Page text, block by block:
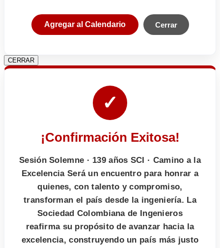
Agregar al Calendario Cerrar
CERRAR
✓
¡Confirmación Exitosa!
Sesión Solemne · 139 años SCI · Camino a la
Excelencia Será un encuentro para honrar a
quienes, con talento y compromiso,
transforman el país desde la ingeniería. La
Sociedad Colombiana de Ingenieros
reafirma su propósito de avanzar hacia la
excelencia, construyendo un país más justo